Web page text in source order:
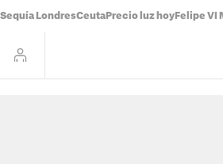
Sequía LondresCeuta Precio luz hoy Felipe VI